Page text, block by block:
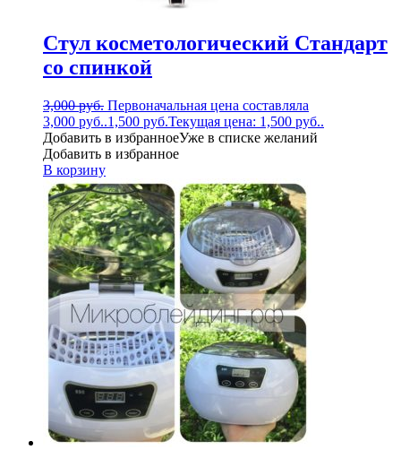
Стул косметологический Стандарт
со спинкой
3,000руб. Первоначальная цена составляла
3,000 руб..1,500 руб.Текущая цена: 1,500 руб..
Добавить в избранноеУже в списке желаний
Добавить в избранное
В корзину